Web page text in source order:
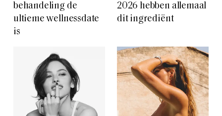
behandeling de
ultieme wellnessdate
is
2026 hebben allemaal
dit ingrediënt